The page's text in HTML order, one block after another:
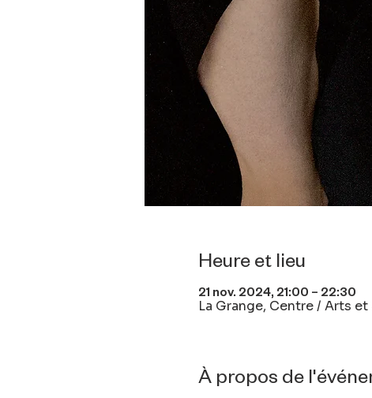
Heure et lieu
21 nov. 2024, 21:00 – 22:30
La Grange, Centre / Arts et
À propos de